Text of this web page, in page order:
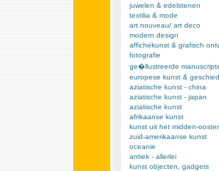
juwelen & edelstenen
textilia & mode
art nouveau/ art deco
modern design
affichekunst & grafisch
fotografie
ge�llustreerde
europese kunst &
aziatische kunst - china
aziatische kunst - japan
aziatische kunst
afrikaanse kunst
kunst uit het midden-
zuid-amerikaanse kunst
oceanie
antiek - allerlei
kunst objecten, gadgets